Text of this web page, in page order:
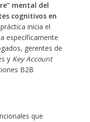
mental del
cognitivos en
inicia el
específicamente
gerentes de
y Key Account
B2B
que